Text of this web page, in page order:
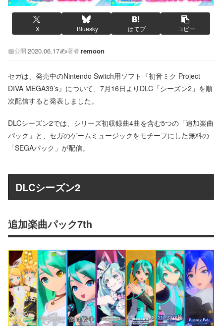
X Bluesky はてブ コピー
📅公開:2020.06.17✍️著者:remoon
セガは、発売中のNintendo Switch用ソフト『初音ミク Project
DIVA MEGA39’s』について、7月16日よりDLC「シーズン2」を順
次配信すると発表しました。
DLCシーズン2では、シリーズ初収録曲4曲を含む5つの「追加楽曲
パック」と、セガのゲームミュージックをモチーフにした無料の
「SEGAパック」が配信。
DLCシーズン2
追加楽曲パック7th